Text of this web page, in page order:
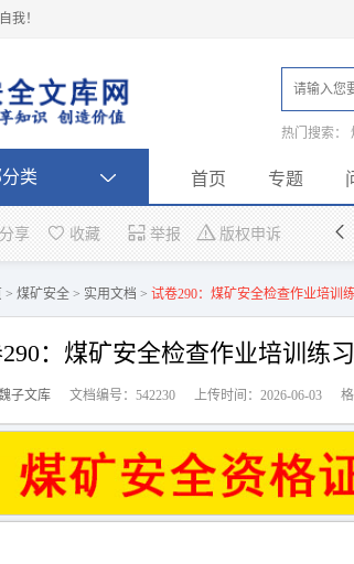
我！
热门搜索：
类 首页 专题
分享 收藏 举报 版权申诉
> 煤矿安全 > 实用文档 > 试卷290：煤矿安全检查作业培训
：煤矿安全检查作业培训练
子文库 文档编号：542230 上传时间：2026-06-03